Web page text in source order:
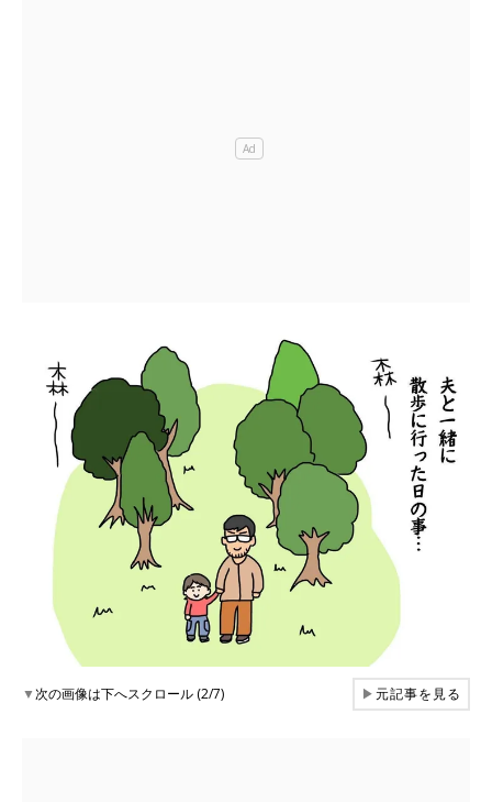
▼次の画像は下へスクロール (2/7) ▶元記事を見る